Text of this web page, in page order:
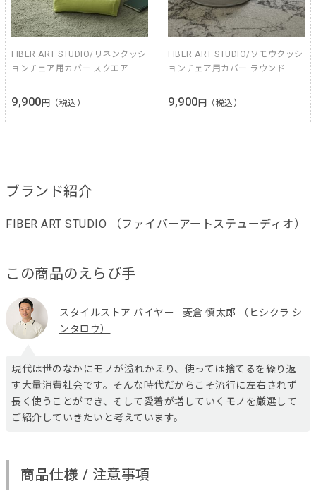
FIBER ART STUDIO/リネンクッシ
ョンチェア用カバー スクエア
9,900 円（税込）
FIBER ART STUDIO/ソモウクッシ
ョンチェア用カバー ラウンド
9,900 円（税込）
ブランド紹介
FIBER ART STUDIO （ファイバーアートステューディオ）
この商品のえらび手
スタイルストア バイヤー
菱倉 慎太郎 （ヒシクラ シ
ンタロウ）
現代は世のなかにモノが溢れかえり、使っては捨てるを繰り返
す大量消費社会です。そんな時代だからこそ流行に左右されず
長く使うことができ、そして愛着が増していくモノを厳選して
ご紹介していきたいと考えています。
商品仕様 / 注意事項